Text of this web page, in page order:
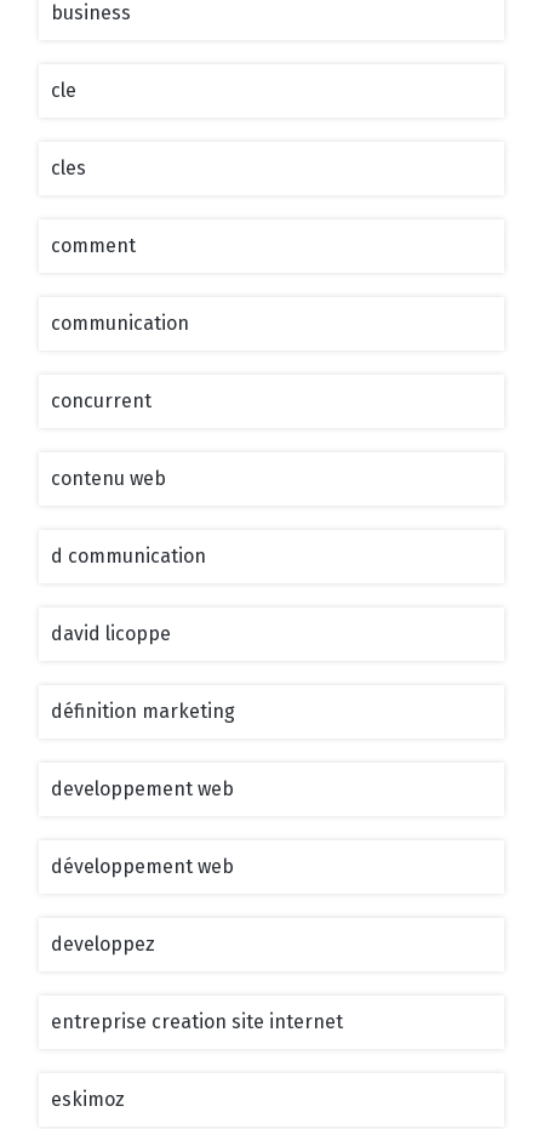
business
cle
cles
comment
communication
concurrent
contenu web
d communication
david licoppe
définition marketing
developpement web
développement web
developpez
entreprise creation site internet
eskimoz